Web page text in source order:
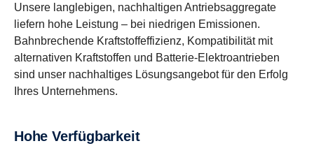
Unsere langlebigen, nachhaltigen Antriebsaggregate
liefern hohe Leistung – bei niedrigen Emissionen.
Bahnbrechende Kraftstoffeffizienz, Kompatibilität mit
alternativen Kraftstoffen und Batterie-Elektroantrieben
sind unser nachhaltiges Lösungsangebot für den Erfolg
Ihres Unternehmens.
Hohe Verfügbarkeit